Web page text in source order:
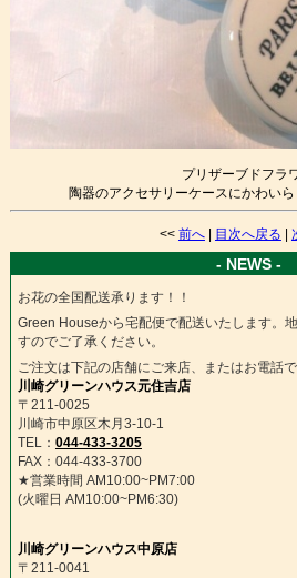
プリザーブドフラ
陶器のアクセサリーケースにかわい
<< 前へ| 目次へ戻る
- NEWS -
お花の全国配送承ります！！
Green Houseから宅配便で配送いたします。
すのでご了承ください。
ご注文は下記の店舗にご来店、またはお電話で
川崎グリーンハウス元住吉店
〒211-0025
川崎市中原区木月3-10-1
TEL： 044-433-3205
FAX：044-433-3700
★営業時間 AM10:00~PM7:00
(火曜日 AM10:00~PM6:30)
川崎グリーンハウス中原店
〒211-0041